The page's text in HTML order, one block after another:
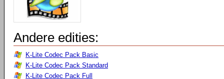
Andere edities:
K-Lite Codec Pack Basic
K-Lite Codec Pack Standard
K-Lite Codec Pack Full